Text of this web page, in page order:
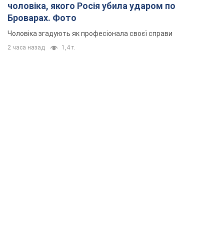
чоловіка, якого Росія убила ударом по
Броварах. Фото
Чоловіка згадують як професіонала своєї справи
2 часа назад 1,4 т.